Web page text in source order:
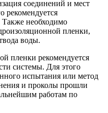
соединений и мест
рекомендуется
Также необходимо
пленки,
воды.
пленки рекомендуется
системы. Для этого
испытания или метод
и проколы прошли
работам по